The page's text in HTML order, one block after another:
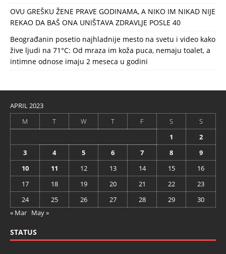
OVU GREŠKU ŽENE PRAVE GODINAMA, A NIKO IM NIKAD NIJE
REKAO DA BAŠ ONA UNIŠTAVA ZDRAVLJE POSLE 40
Beograđanin posetio najhladnije mesto na svetu i video kako
žive ljudi na 71°C: Od mraza im koža puca, nemaju toalet, a
intimne odnose imaju 2 meseca u godini
APRIL 2023
M
T W T F S
S
1
2
3
4 5 6 7 8
9
10
11 12 13 14 15
16
17
18 19 20 21 22
23
24
25 26 27 28 29
30
« Mar May »
STATUS